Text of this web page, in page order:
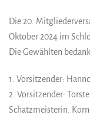
Die 20.
Oktober 2024 im
Die Gewählten
1. Vorsitzender:
2. Vorsitzender:
Schatzmeisterin: